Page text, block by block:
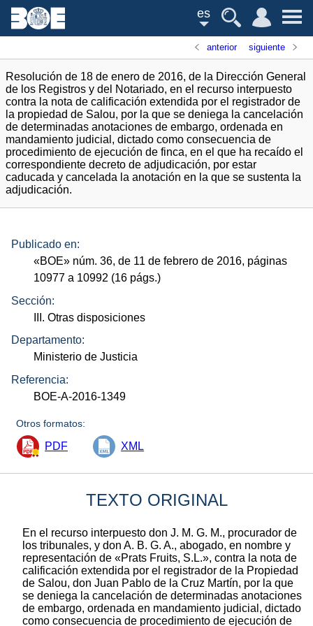
es
anterior siguiente
Resolución de 18 de enero de 2016, de la Dirección General
de los Registros y del Notariado, en el recurso interpuesto
contra la nota de calificación extendida por el registrador de
la propiedad de Salou, por la que se deniega la cancelación
de determinadas anotaciones de embargo, ordenada en
mandamiento judicial, dictado como consecuencia de
procedimiento de ejecución de finca, en el que ha recaído el
correspondiente decreto de adjudicación, por estar
caducada y cancelada la anotación en la que se sustenta la
adjudicación.
Publicado en:
«BOE» núm. 36, de 11 de febrero de 2016, páginas
10977 a 10992 (16 págs.)
Sección:
III. Otras disposiciones
Departamento:
Ministerio de Justicia
Referencia:
BOE-A-2016-1349
Otros formatos:
PDF XML
TEXTO ORIGINAL
En el recurso interpuesto don J. M. G. M., procurador de
los tribunales, y don A. B. G. A., abogado, en nombre y
representación de «Prats Fruits, S.L.», contra la nota de
calificación extendida por el registrador de la Propiedad
de Salou, don Juan Pablo de la Cruz Martín, por la que
se deniega la cancelación de determinadas anotaciones
de embargo, ordenada en mandamiento judicial, dictado
como consecuencia de procedimiento de ejecución de